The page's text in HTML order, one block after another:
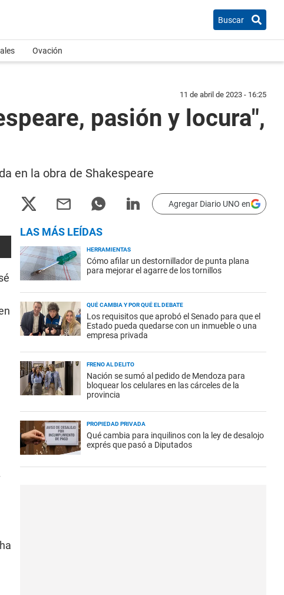
Buscar
Ovación
11 de abril de 2023 - 16:25
pasión y locura",
en la obra de Shakespeare
Agregar Diario UNO en
LAS MÁS LEÍDAS
HERRAMIENTAS
Cómo afilar un destornillador de punta plana
para mejorar el agarre de los tornillos
QUÉ CAMBIA Y POR QUÉ EL DEBATE
Los requisitos que aprobó el Senado para que el
Estado pueda quedarse con un inmueble o una
empresa privada
FRENO AL DELITO
Nación se sumó al pedido de Mendoza para
bloquear los celulares en las cárceles de la
provincia
PROPIEDAD PRIVADA
Qué cambia para inquilinos con la ley de desalojo
exprés que pasó a Diputados